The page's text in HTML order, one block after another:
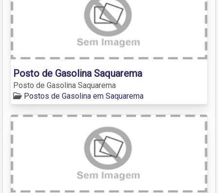
Posto de Gasolina Saquarema
Posto de Gasolina Saquarema
Postos de Gasolina em Saquarema